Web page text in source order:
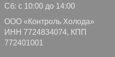
Сб: с 10:00 до 14:00
ООО «Контроль Холода»
ИНН 7724834074, КПП
772401001